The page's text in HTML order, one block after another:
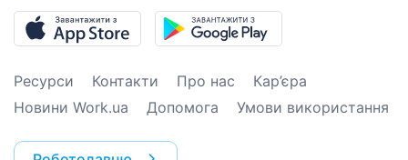
Ресурси Контакти Про нас
Кар’єра
Новини Work.ua
Допомога Умови використання